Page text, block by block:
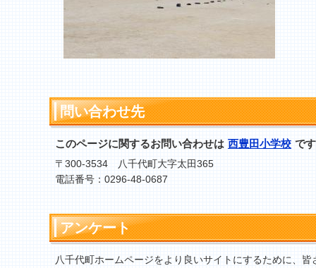
問い合わせ先
このページに関するお問い合わせは 西豊田小学校 で
〒300-3534 八千代町大字太田365
電話番号：0296-48-0687
アンケート
八千代町ホームページをより良いサイトにするために、